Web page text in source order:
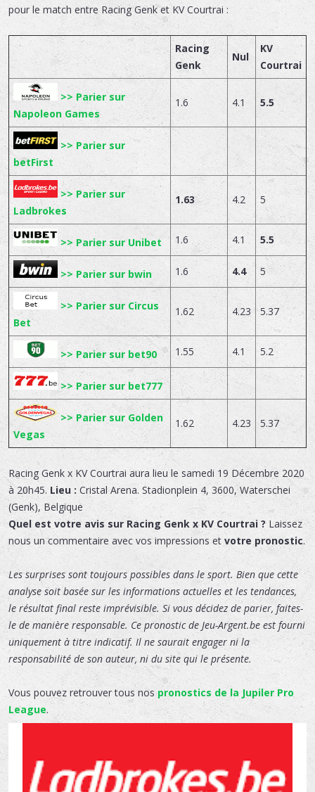
pour le match entre Racing Genk et KV Courtrai :
Racing
Genk
Nul
KV
Courtrai
>> Parier sur
Napoleon Games
1.6 4.1 5.5
>> Parier sur
betFirst
>> Parier sur
Ladbrokes
1.63 4.2 5
>> Parier sur Unibet 1.6 4.1 5.5
>> Parier sur bwin 1.6 4.4 5
>> Parier sur Circus
Bet
1.62 4.23 5.37
>> Parier sur bet90 1.55 4.1 5.2
>> Parier sur bet777
>> Parier sur Golden
Vegas
1.62 4.23 5.37
Racing Genk x KV Courtrai aura lieu le samedi 19 Décembre 2020
à 20h45. Lieu : Cristal Arena. Stadionplein 4, 3600,Waterschei
(Genk), Belgique
Quel est votre avis sur Racing Genk x KV Courtrai ?Laissez
nous un commentaire avec vos impressions et votre pronostic.
Les surprises sont toujours possibles dans le sport. Bien que cette
analyse soit basée sur les informations actuelles et les tendances,
le résultat final reste imprévisible. Si vous décidez de parier, faites-
le de manière responsable. Ce pronostic de Jeu-Argent.be est fourni
uniquement à titre indicatif. Il ne saurait engager ni la
responsabilité de son auteur, ni du site qui le présente.
Vous pouvez retrouver tous nospronostics de la Jupiler Pro
League.